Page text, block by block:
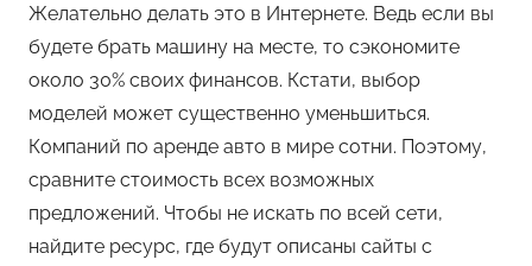
Желательно делать это в Интернете. Ведь если вы
будете брать машину на месте, то сэкономите
около 30% своих финансов. Кстати, выбор
моделей может существенно уменьшиться.
Компаний по аренде авто в мире сотни. Поэтому,
сравните стоимость всех возможных
предложений. Чтобы не искать по всей сети,
найдите ресурс, где будут описаны сайты с